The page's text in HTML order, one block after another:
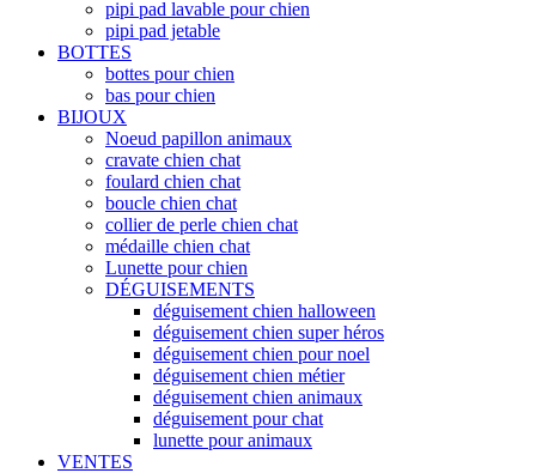
pipi pad lavable pour chien
pipi pad jetable
BOTTES
bottes pour chien
bas pour chien
BIJOUX
Noeud papillon animaux
cravate chien chat
foulard chien chat
boucle chien chat
collier de perle chien chat
médaille chien chat
Lunette pour chien
DÉGUISEMENTS
déguisement chien halloween
déguisement chien super héros
déguisement chien pour noel
déguisement chien métier
déguisement chien animaux
déguisement pour chat
lunette pour animaux
VENTES